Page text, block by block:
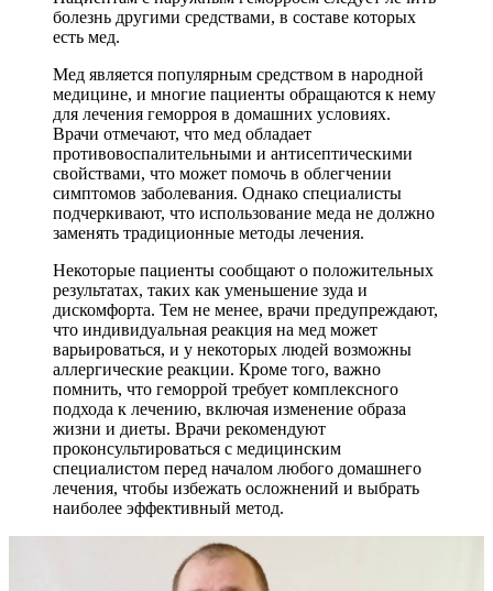
болезнь другими средствами, в составе которых
есть мед.
Мед является популярным средством в народной
медицине, и многие пациенты обращаются к нему
для лечения геморроя в домашних условиях.
Врачи отмечают, что мед обладает
противовоспалительными и антисептическими
свойствами, что может помочь в облегчении
симптомов заболевания. Однако специалисты
подчеркивают, что использование меда не должно
заменять традиционные методы лечения.
Некоторые пациенты сообщают о положительных
результатах, таких как уменьшение зуда и
дискомфорта. Тем не менее, врачи предупреждают,
что индивидуальная реакция на мед может
варьироваться, и у некоторых людей возможны
аллергические реакции. Кроме того, важно
помнить, что геморрой требует комплексного
подхода к лечению, включая изменение образа
жизни и диеты. Врачи рекомендуют
проконсультироваться с медицинским
специалистом перед началом любого домашнего
лечения, чтобы избежать осложнений и выбрать
наиболее эффективный метод.